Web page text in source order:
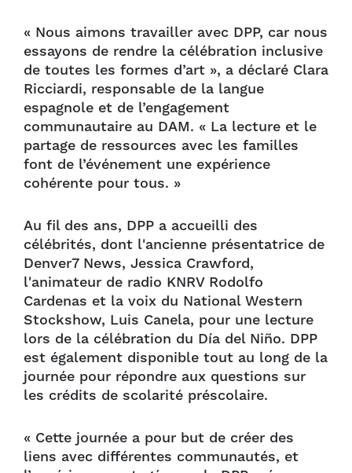
« Nous aimons travailler avec DPP, car nous
essayons de rendre la célébration inclusive
de toutes les formes d’art », a déclaré Clara
Ricciardi, responsable de la langue
espagnole et de l’engagement
communautaire au DAM. « La lecture et le
partage de ressources avec les familles
font de l’événement une expérience
cohérente pour tous. »
Au fil des ans, DPP a accueilli des
célébrités, dont l'ancienne présentatrice de
Denver7 News, Jessica Crawford,
l'animateur de radio KNRV Rodolfo
Cardenas et la voix du National Western
Stockshow, Luis Canela, pour une lecture
lors de la célébration du Día del Niño. DPP
est également disponible tout au long de la
journée pour répondre aux questions sur
les crédits de scolarité préscolaire.
« Cette journée a pour but de créer des
liens avec différentes communautés, et